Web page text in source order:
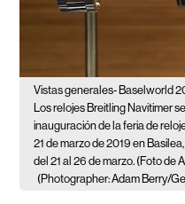
Vistas generales- Baselworld
Los relojes Breitling Navitimer
inauguración de la feria de
21 de marzo de 2019 en
del 21 al 26 de marzo. (Foto de
(Photographer: Adam Berry/